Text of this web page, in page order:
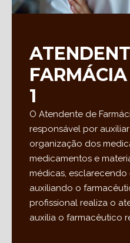
1
O Atendente de
responsável por
organização dos
medicamentos e
médicas,
auxiliando o
profissional realiza o
auxilia o farmacêutico